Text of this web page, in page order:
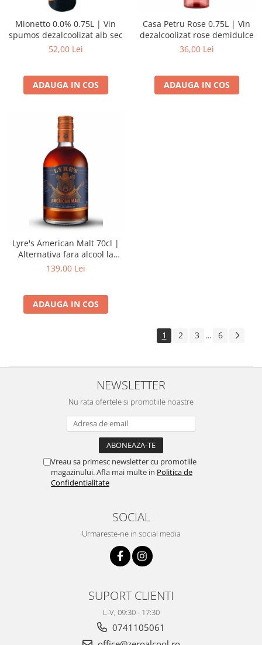
Mionetto 0.0% 0.75L | Vin
spumos dezalcoolizat alb sec
52,00 Lei
ADAUGA IN COS
Casa Petru Rose 0.75L | Vin
dezalcoolizat rose demidulce
36,00 Lei
ADAUGA IN COS
Lyre's American Malt 70cl |
Alternativa fara alcool la
Bourbon
139,00 Lei
ADAUGA IN COS
1 2 3 ... 6
NEWSLETTER
Nu rata ofertele si promotiile noastre
Vreau sa primesc newsletter cu promotiile
magazinului. Afla mai multe in Politica de
Confidentialitate
SOCIAL
Urmareste-ne in social media
SUPORT CLIENTI
L-V, 09:30 - 17:30
0741105061